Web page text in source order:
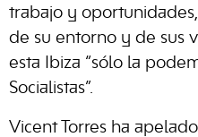
trabajo y
de su entorno y de sus
esta Ibiza “sólo la
Socialistas”.
Vicent Torres ha